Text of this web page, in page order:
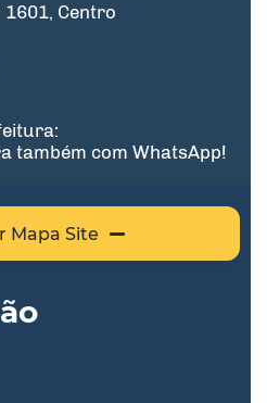
1601, Centro
também com WhatsApp!
Mapa Site